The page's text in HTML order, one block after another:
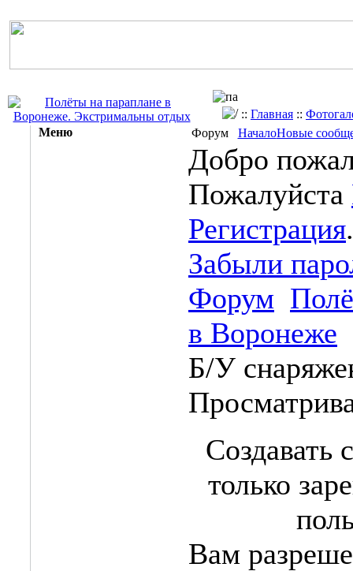
:: Главная ::
Меню
Форум НачалоНовые
Добро
Пожалуйста
Регистрация.
Забыли
Форум
в Воронеже
Б/У
Создавать
только
Вам